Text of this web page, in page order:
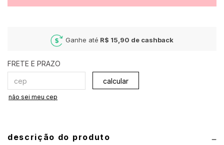
Ganhe até R$ 15,90 de cashback
calcular
não sei meu cep
descrição do produto